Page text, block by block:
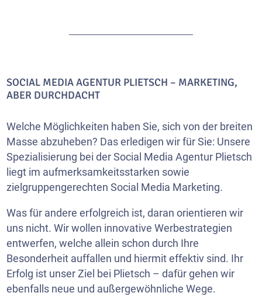
SOCIAL MEDIA AGENTUR PLIETSCH – MARKETING,
ABER DURCHDACHT
Welche Möglichkeiten haben Sie, sich von der breiten
Masse abzuheben? Das erledigen wir für Sie: Unsere
Spezialisierung bei der Social Media Agentur Plietsch
liegt im aufmerksamkeitsstarken sowie
zielgruppengerechten Social Media Marketing.
Was für andere erfolgreich ist, daran orientieren wir
uns nicht. Wir wollen innovative Werbestrategien
entwerfen, welche allein schon durch Ihre
Besonderheit auffallen und hiermit effektiv sind. Ihr
Erfolg ist unser Ziel bei Plietsch – dafür gehen wir
ebenfalls neue und außergewöhnliche Wege.